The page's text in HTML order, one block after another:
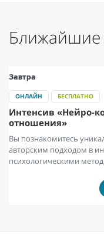
Ближайшие
Завтра
ОНЛАЙН БЕСПЛАТНО
Интенсив «Нейро-
отношения»
Вы познакомитесь
авторским подходом в
психологическими